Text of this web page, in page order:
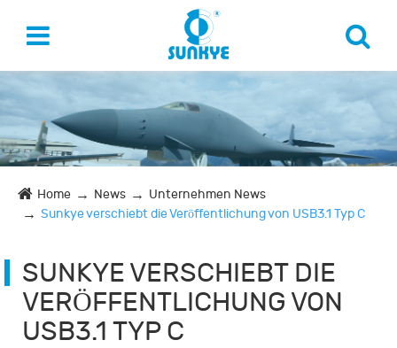
Home News
Unternehmen News
Sunkye verschiebt die Veröffentlichung von USB3.1 Typ C
SUNKYE VERSCHIEBT DIE
VERÖFFENTLICHUNG VON
USB3.1 TYP C